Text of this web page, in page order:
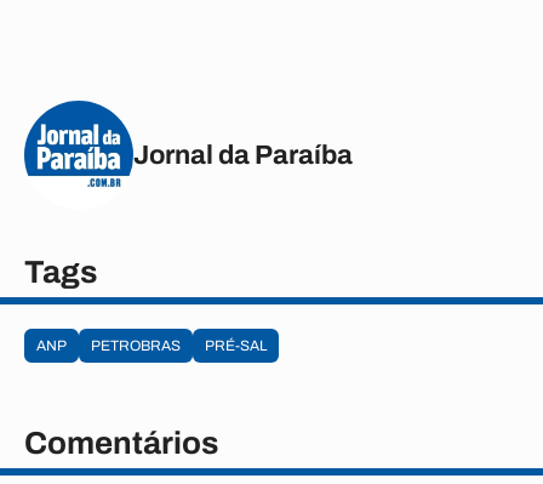
Jornal da Paraíba
Tags
ANP PETROBRAS PRÉ-SAL
Comentários